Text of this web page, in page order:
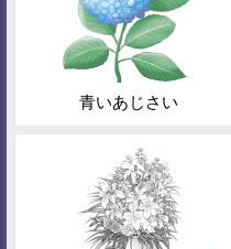
青いあじさい